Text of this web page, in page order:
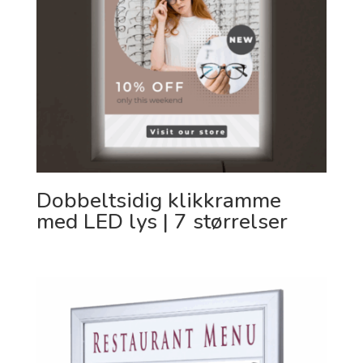
Dobbeltsidig klikkramme
med LED lys | 7 størrelser